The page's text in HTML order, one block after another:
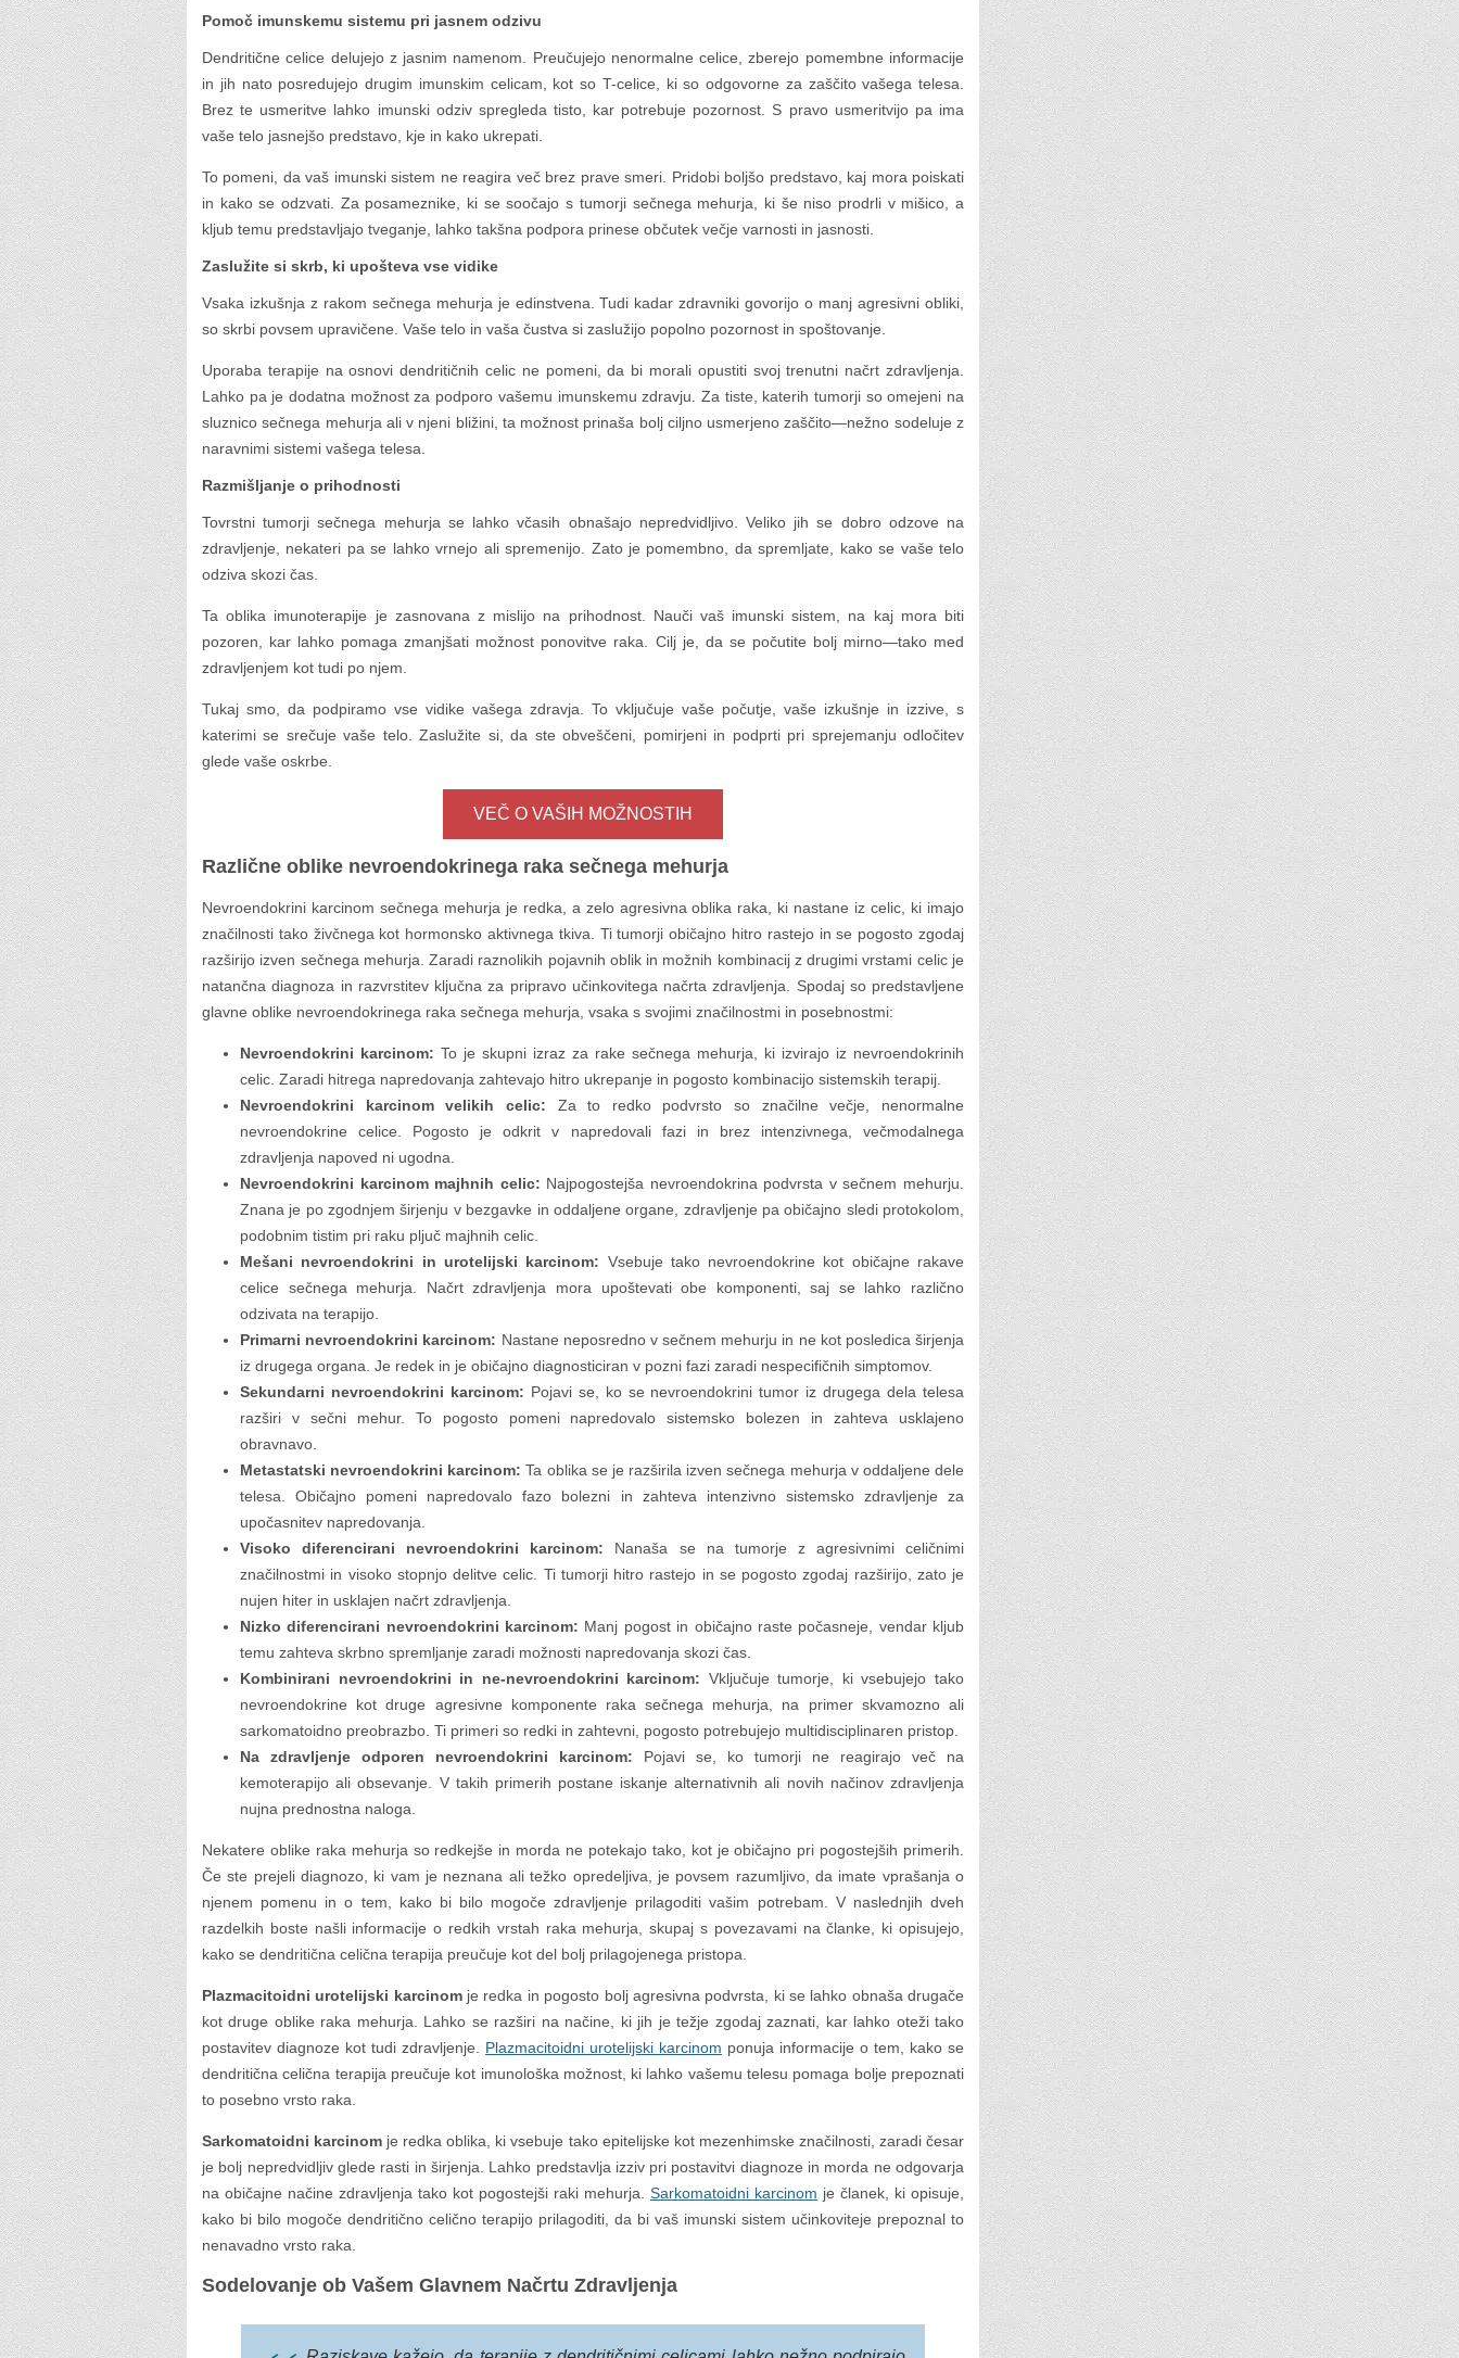
Pomoč imunskemu sistemu pri jasnem odzivu
Dendritične celice delujejo z jasnim namenom. Preučujejo nenormalne celice, zberejo pomembne informacije
in jih nato posredujejo drugim imunskim celicam, kot so T-celice, ki so odgovorne za zaščito vašega telesa.
Brez te usmeritve lahko imunski odziv spregleda tisto, kar potrebuje pozornost. S pravo usmeritvijo pa ima
vaše telo jasnejšo predstavo, kje in kako ukrepati.
To pomeni, da vaš imunski sistem ne reagira več brez prave smeri. Pridobi boljšo predstavo, kaj mora poiskati
in kako se odzvati. Za posameznike, ki se soočajo s tumorji sečnega mehurja, ki še niso prodrli v mišico, a
kljub temu predstavljajo tveganje, lahko takšna podpora prinese občutek večje varnosti in jasnosti.
Zaslužite si skrb, ki upošteva vse vidike
Vsaka izkušnja z rakom sečnega mehurja je edinstvena. Tudi kadar zdravniki govorijo o manj agresivni obliki,
so skrbi povsem upravičene. Vaše telo in vaša čustva si zaslužijo popolno pozornost in spoštovanje.
Uporaba terapije na osnovi dendritičnih celic ne pomeni, da bi morali opustiti svoj trenutni načrt zdravljenja.
Lahko pa je dodatna možnost za podporo vašemu imunskemu zdravju. Za tiste, katerih tumorji so omejeni na
sluznico sečnega mehurja ali v njeni bližini, ta možnost prinaša bolj ciljno usmerjeno zaščito—nežno sodeluje z
naravnimi sistemi vašega telesa.
Razmišljanje o prihodnosti
Tovrstni tumorji sečnega mehurja se lahko včasih obnašajo nepredvidljivo. Veliko jih se dobro odzove na
zdravljenje, nekateri pa se lahko vrnejo ali spremenijo. Zato je pomembno, da spremljate, kako se vaše telo
odziva skozi čas.
Ta oblika imunoterapije je zasnovana z mislijo na prihodnost. Nauči vaš imunski sistem, na kaj mora biti
pozoren, kar lahko pomaga zmanjšati možnost ponovitve raka. Cilj je, da se počutite bolj mirno—tako med
zdravljenjem kot tudi po njem.
Tukaj smo, da podpiramo vse vidike vašega zdravja. To vključuje vaše počutje, vaše izkušnje in izzive, s
katerimi se srečuje vaše telo. Zaslužite si, da ste obveščeni, pomirjeni in podprti pri sprejemanju odločitev
glede vaše oskrbe.
VEČ O VAŠIH MOŽNOSTIH
Različne oblike nevroendokrinega raka sečnega mehurja
Nevroendokrini karcinom sečnega mehurja je redka, a zelo agresivna oblika raka, ki nastane iz celic, ki imajo
značilnosti tako živčnega kot hormonsko aktivnega tkiva. Ti tumorji običajno hitro rastejo in se pogosto zgodaj
razširijo izven sečnega mehurja. Zaradi raznolikih pojavnih oblik in možnih kombinacij z drugimi vrstami celic je
natančna diagnoza in razvrstitev ključna za pripravo učinkovitega načrta zdravljenja. Spodaj so predstavljene
glavne oblike nevroendokrinega raka sečnega mehurja, vsaka s svojimi značilnostmi in posebnostmi:
Nevroendokrini karcinom: To je skupni izraz za rake sečnega mehurja, ki izvirajo iz nevroendokrinih
celic. Zaradi hitrega napredovanja zahtevajo hitro ukrepanje in pogosto kombinacijo sistemskih terapij.
Nevroendokrini karcinom velikih celic: Za to redko podvrsto so značilne večje, nenormalne
nevroendokrine celice. Pogosto je odkrit v napredovali fazi in brez intenzivnega, večmodalnega
zdravljenja napoved ni ugodna.
Nevroendokrini karcinom majhnih celic: Najpogostejša nevroendokrina podvrsta v sečnem mehurju.
Znana je po zgodnjem širjenju v bezgavke in oddaljene organe, zdravljenje pa običajno sledi protokolom,
podobnim tistim pri raku pljuč majhnih celic.
Mešani nevroendokrini in urotelijski karcinom: Vsebuje tako nevroendokrine kot običajne rakave
celice sečnega mehurja. Načrt zdravljenja mora upoštevati obe komponenti, saj se lahko različno
odzivata na terapijo.
Primarni nevroendokrini karcinom: Nastane neposredno v sečnem mehurju in ne kot posledica širjenja
iz drugega organa. Je redek in je običajno diagnosticiran v pozni fazi zaradi nespecifičnih simptomov.
Sekundarni nevroendokrini karcinom: Pojavi se, ko se nevroendokrini tumor iz drugega dela telesa
razširi v sečni mehur. To pogosto pomeni napredovalo sistemsko bolezen in zahteva usklajeno
obravnavo.
Metastatski nevroendokrini karcinom: Ta oblika se je razširila izven sečnega mehurja v oddaljene dele
telesa. Običajno pomeni napredovalo fazo bolezni in zahteva intenzivno sistemsko zdravljenje za
upočasnitev napredovanja.
Visoko diferencirani nevroendokrini karcinom: Nanaša se na tumorje z agresivnimi celičnimi
značilnostmi in visoko stopnjo delitve celic. Ti tumorji hitro rastejo in se pogosto zgodaj razširijo, zato je
nujen hiter in usklajen načrt zdravljenja.
Nizko diferencirani nevroendokrini karcinom: Manj pogost in običajno raste počasneje, vendar kljub
temu zahteva skrbno spremljanje zaradi možnosti napredovanja skozi čas.
Kombinirani nevroendokrini in ne-nevroendokrini karcinom: Vključuje tumorje, ki vsebujejo tako
nevroendokrine kot druge agresivne komponente raka sečnega mehurja, na primer skvamozno ali
sarkomatoidno preobrazbo. Ti primeri so redki in zahtevni, pogosto potrebujejo multidisciplinaren pristop.
Na zdravljenje odporen nevroendokrini karcinom: Pojavi se, ko tumorji ne reagirajo več na
kemoterapijo ali obsevanje. V takih primerih postane iskanje alternativnih ali novih načinov zdravljenja
nujna prednostna naloga.
Nekatere oblike raka mehurja so redkejše in morda ne potekajo tako, kot je običajno pri pogostejših primerih.
Če ste prejeli diagnozo, ki vam je neznana ali težko opredeljiva, je povsem razumljivo, da imate vprašanja o
njenem pomenu in o tem, kako bi bilo mogoče zdravljenje prilagoditi vašim potrebam. V naslednjih dveh
razdelkih boste našli informacije o redkih vrstah raka mehurja, skupaj s povezavami na članke, ki opisujejo,
kako se dendritična celična terapija preučuje kot del bolj prilagojenega pristopa.
Plazmacitoidni urotelijski karcinomje redka in pogosto bolj agresivna podvrsta, ki se lahko obnaša drugače
kot druge oblike raka mehurja. Lahko se razširi na načine, ki jih je težje zgodaj zaznati, kar lahko oteži tako
postavitev diagnoze kot tudi zdravljenje. Plazmacitoidni urotelijski karcinom ponuja informacije o tem, kako se
dendritična celična terapija preučuje kot imunološka možnost, ki lahko vašemu telesu pomaga bolje prepoznati
to posebno vrsto raka.
Sarkomatoidni karcinom je redka oblika, ki vsebuje tako epitelijske kot mezenhimske značilnosti, zaradi česar
je bolj nepredvidljiv glede rasti in širjenja. Lahko predstavlja izziv pri postavitvi diagnoze in morda ne odgovarja
na običajne načine zdravljenja tako kot pogostejši raki mehurja. Sarkomatoidni karcinom je članek, ki opisuje,
kako bi bilo mogoče dendritično celično terapijo prilagoditi, da bi vaš imunski sistem učinkoviteje prepoznal to
nenavadno vrsto raka.
Sodelovanje ob Vašem Glavnem Načrtu Zdravljenja